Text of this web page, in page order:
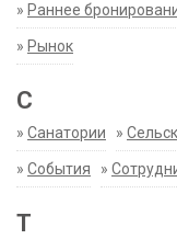
» Раннее
» Рынок
С
» Санатории »
» События »
Т